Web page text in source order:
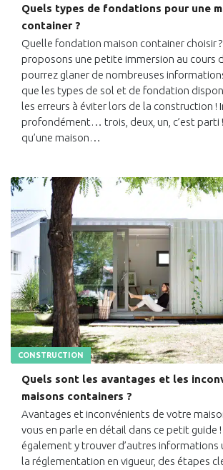
Quels types de fondations pour une
container ?
Quelle fondation maison container choisir
proposons une petite immersion au cours
pourrez glaner de nombreuses
que les types de sol et de fondation
les erreurs à éviter lors de la construction !
profondément… trois, deux, un, c’est parti
qu’une maison…
CONSTRUCTION
Quels sont les avantages et les
maisons containers ?
Avantages et inconvénients de votre
vous en parle en détail dans ce petit guide
également y trouver d’autres informations
la réglementation en vigueur, des étapes